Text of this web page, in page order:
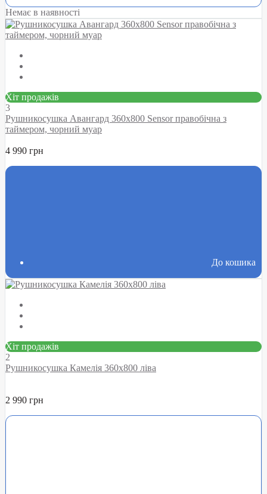
Немає в наявності
Хіт продажів
3
Рушникосушка Авангард 360х800 Sensor правобічна з
таймером, чорний муар
4 990 грн
До кошика
Хіт продажів
2
Рушникосушка Камелія 360х800 ліва
2 990 грн